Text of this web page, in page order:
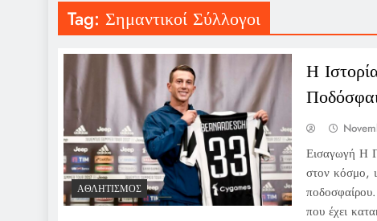
Tag: Σημαντικοί Σύλλογοι
ΑΘΛΗΤΙΣΜΌΣ
Η
Εισαγωγή Η
στον κόσμο,
ποδοσφαίρου.
που έχει